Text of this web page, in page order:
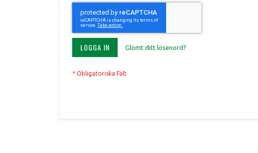
LOGGA IN Glömt ditt lösenord?